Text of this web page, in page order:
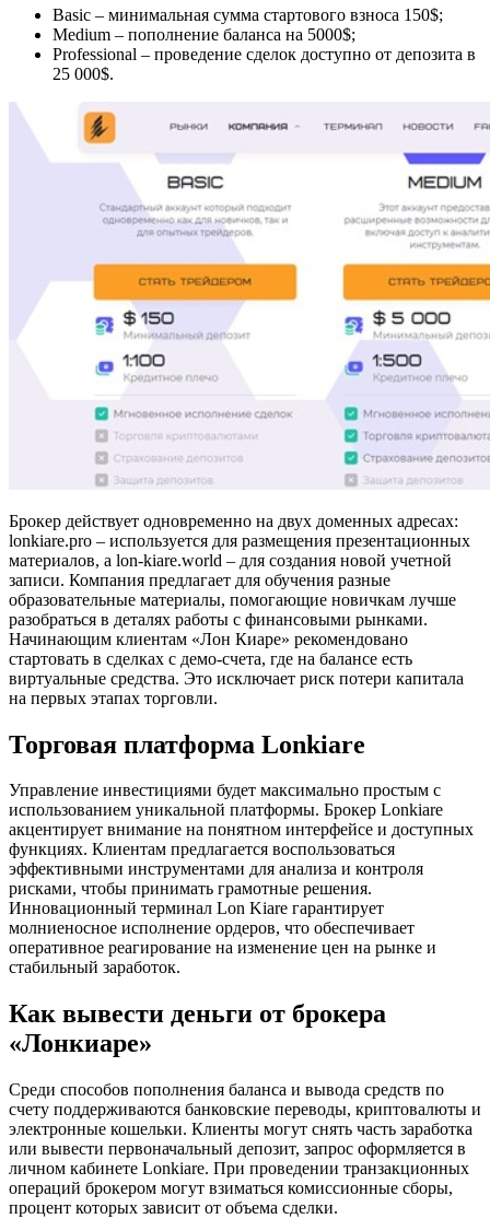
Basic – минимальная сумма стартового взноса 150$;
Medium – пополнение баланса на 5000$;
Professional – проведение сделок доступно от депозита в
25 000$.
Брокер действует одновременно на двух доменных адресах:
lonkiare.pro – используется для размещения презентационных
материалов, а lon-kiare.world – для создания новой учетной
записи. Компания предлагает для обучения разные
образовательные материалы, помогающие новичкам лучше
разобраться в деталях работы с финансовыми рынками.
Начинающим клиентам «Лон Киаре» рекомендовано
стартовать в сделках с демо-счета, где на балансе есть
виртуальные средства. Это исключает риск потери капитала
на первых этапах торговли.
Торговая платформа Lonkiare
Управление инвестициями будет максимально простым с
использованием уникальной платформы. Брокер Lonkiare
акцентирует внимание на понятном интерфейсе и доступных
функциях. Клиентам предлагается воспользоваться
эффективными инструментами для анализа и контроля
рисками, чтобы принимать грамотные решения.
Инновационный терминал Lon Kiare гарантирует
молниеносное исполнение ордеров, что обеспечивает
оперативное реагирование на изменение цен на рынке и
стабильный заработок.
Как вывести деньги от брокера
«Лонкиаре»
Среди способов пополнения баланса и вывода средств по
счету поддерживаются банковские переводы, криптовалюты и
электронные кошельки. Клиенты могут снять часть заработка
или вывести первоначальный депозит, запрос оформляется в
личном кабинете Lonkiare. При проведении транзакционных
операций брокером могут взиматься комиссионные сборы,
процент которых зависит от объема сделки.